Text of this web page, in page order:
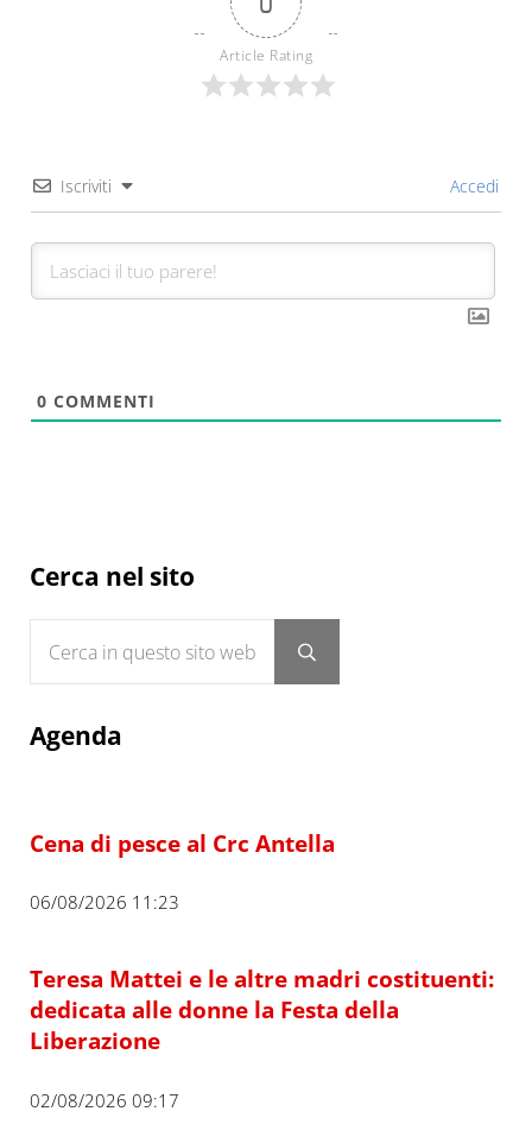
Article Rating
Iscriviti Accedi
0 COMMENTI
Sidebar
Cerca nel sito
Submit search
Agenda
Cena di pesce al Crc Antella
06/08/2026 11:23
Teresa Mattei e le altre madri costituenti:
dedicata alle donne la Festa della
Liberazione
02/08/2026 09:17